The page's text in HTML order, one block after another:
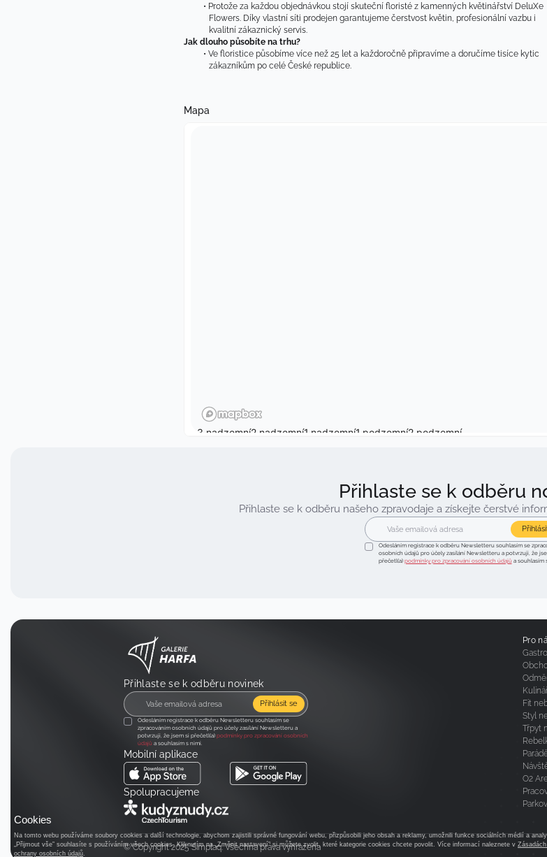
Cookies
Na tomto webu používáme soubory cookies a další technologie, abychom zajistili správné fungování webu, přizpůsobili jeho obsah a reklamy, umožnili funkce sociálních médií a
„Přijmout vše” souhlasíte s používáním všech cookies. Kliknutím na „Změnit nastavení” si můžete zvolit, které kategorie cookies chcete povolit. Více informací naleznete v
ochrany osobních údajů.
Protože za každou objednávkou stojí skuteční floristé z kamenných květinářství DeluXe
Flowers. Díky vlastní síti prodejen garantujeme čerstvost květin, profesionální vazbu i
kvalitní zákaznický servis.
Jak dlouho působíte na trhu?
Ve floristice působíme více než 25 let a každoročně připravíme a doručíme tisíce kytic
zákazníkům po celé České republice.
Mapa
Přihlaste se k odběru
Přihlaste se k odběru našeho zpravodaje a získejte čerstvé
Odesláním registrace k odběru Newsletteru souhlasím se
osobních údajů pro účely zasílání Newsletteru a potvrzuji, že
přečetl(a) podmínky pro zpracování osobních údajůa souhlasím
Přihlaste se k odběru novinek
Přihlásit se
Odesláním registrace k odběru Newsletteru souhlasím se
zpracováním osobních údajů pro účely zasílání Newsletteru a
potvrzuji, že jsem si přečetl(a) podmínky pro zpracování osobních
údajů a souhlasím s nimi.
Mobilní aplikace
Spolupracujeme
Pro
Gastro
Fit
Styl
Třpyt
O2
© Copyright 2025 Simplaq. Všechna práva vyhrazena